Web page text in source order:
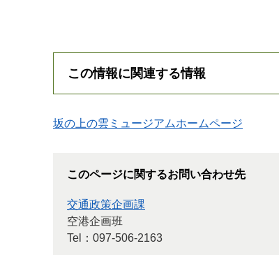
この情報に関連する情報
坂の上の雲ミュージアムホームページ
このページに関するお問い合わせ先
交通政策企画課
空港企画班
Tel：097-506-2163